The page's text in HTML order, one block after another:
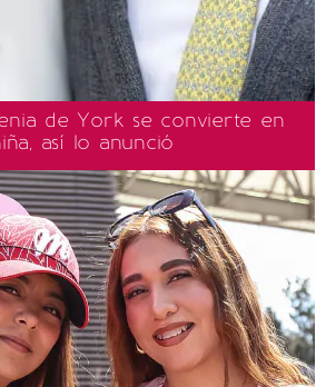
de York se convierte en
así lo anunció